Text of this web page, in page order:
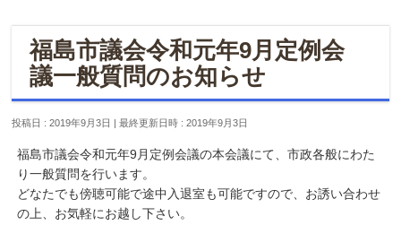
福島市議会令和元年9月定例会
議一般質問のお知らせ
投稿日 : 2019年9月3日 最終更新日時 : 2019年9月3日
福島市議会令和元年9月定例会議の本会議にて、市政各般にわた
り一般質問を行います。
どなたでも傍聴可能で途中入退室も可能ですので、お誘い合わせ
の上、お気軽にお越し下さい。